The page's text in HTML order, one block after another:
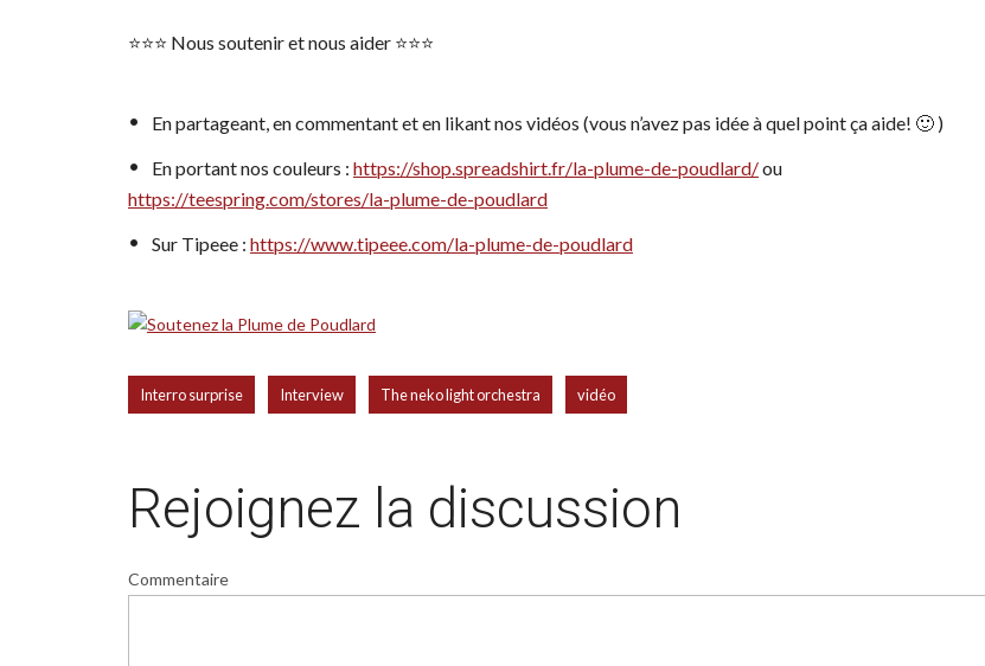
⭐️⭐️⭐️ Nous soutenir et nous aider ⭐️⭐️⭐️
En partageant, en commentant et en likant nos vidéos (vous n’avez pas idée à quel point ça aide! 🙂 )
En portant nos couleurs : https://shop.spreadshirt.fr/la-plume-de-poudlard/ou
https://teespring.com/stores/la-plume-de-poudlard
Sur Tipeee : https://www.tipeee.com/la-plume-de-poudlard
Interro surprise Interview The neko light orchestra vidéo
Rejoignez la discussion
Commentaire